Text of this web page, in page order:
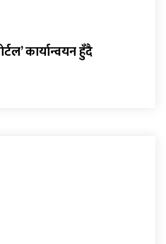
कार्यान्वयन हुँदै